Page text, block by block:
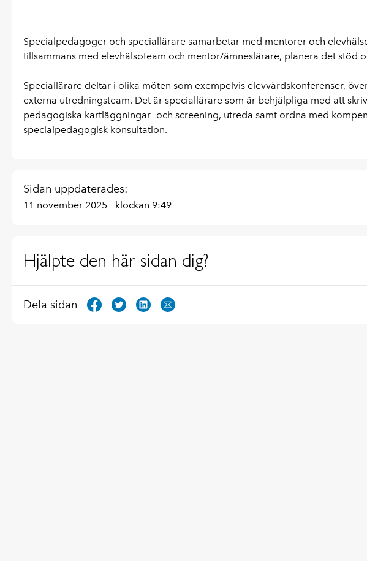
Specialpedagoger och speciallärare samarbetar med mentorer och
tillsammans med elevhälsoteam och mentor/ämneslärare, planera det stöd
Speciallärare deltar i olika möten som exempelvis elevvårdskonferenser,
externa utredningsteam. Det är speciallärare som är behjälpliga med att
pedagogiska kartläggningar- och screening, utreda samt ordna med
specialpedagogisk konsultation.
Sidan uppdaterades:
11 november 2025 klockan 9:49
Hjälpte den här sidan dig?
Dela sidan